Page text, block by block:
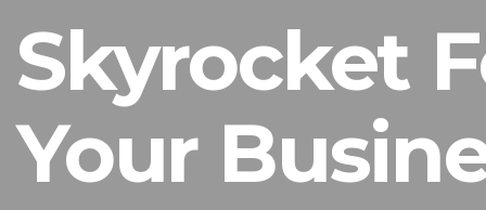
Skyrocket
Your